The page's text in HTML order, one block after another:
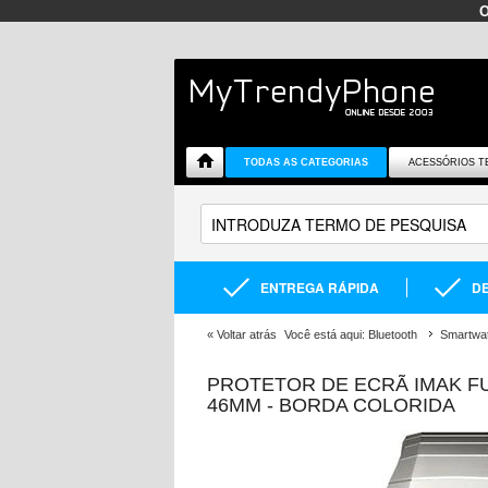
TODAS AS CATEGORIAS ACESSÓRIOS
ENTREGA RÁPIDA
« Voltar atrás Você está aqui: Bluetooth
PROTETOR DE ECRÃ IMAK
46MM - BORDA COLORIDA